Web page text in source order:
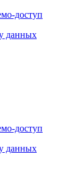
доступ
данных
доступ
данных